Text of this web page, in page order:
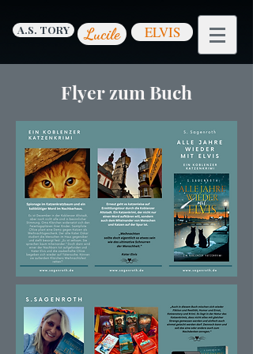
A.S. TORY Lucile ELVIS
Flyer zum Buch